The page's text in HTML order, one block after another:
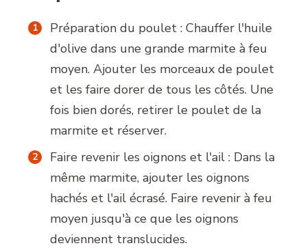
Préparation du poulet : Chauffer l'huile
d'olive dans une grande marmite à feu
moyen. Ajouter les morceaux de poulet
et les faire dorer de tous les côtés. Une
fois bien dorés, retirer le poulet de la
marmite et réserver.
Faire revenir les oignons et l'ail : Dans la
même marmite, ajouter les oignons
hachés et l'ail écrasé. Faire revenir à feu
moyen jusqu'à ce que les oignons
deviennent translucides.